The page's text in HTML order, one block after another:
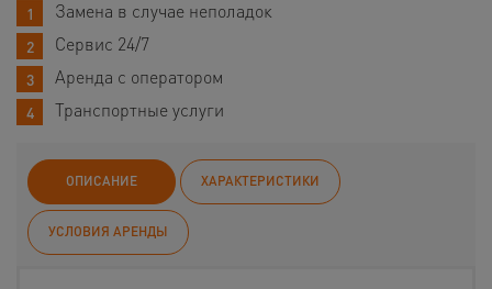
Замена в случае неполадок
Сервис 24/7
Аренда с оператором
Транспортные услуги
ОПИСАНИЕ ХАРАКТЕРИСТИКИ
УСЛОВИЯ АРЕНДЫ